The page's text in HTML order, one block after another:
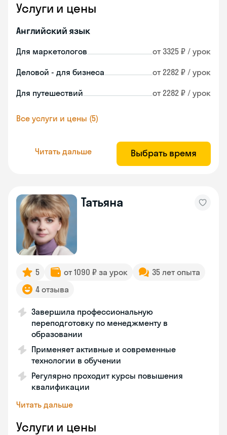
Услуги и цены
Английский язык
Для маркетологов от 3325 ₽ / урок
Деловой - для бизнеса от 2282 ₽ / урок
Для путешествий от 2282 ₽ / урок
Все услуги и цены (5)
Читать дальше Выбрать время
Татьяна
5 от 1090 ₽ за урок
35 лет опыта
4 отзыва
Завершила профессиональную
переподготовку по менеджменту в
образовании
Применяет активные и современные
технологии в обучении
Регулярно проходит курсы повышения
квалификации
Читать дальше
Услуги и цены